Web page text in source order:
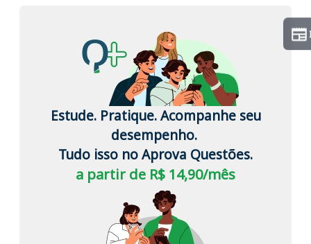
Estude. Pratique. Acompanhe seu
desempenho.
Tudo isso no Aprova Questões.
a partir de R$ 14,90/mês